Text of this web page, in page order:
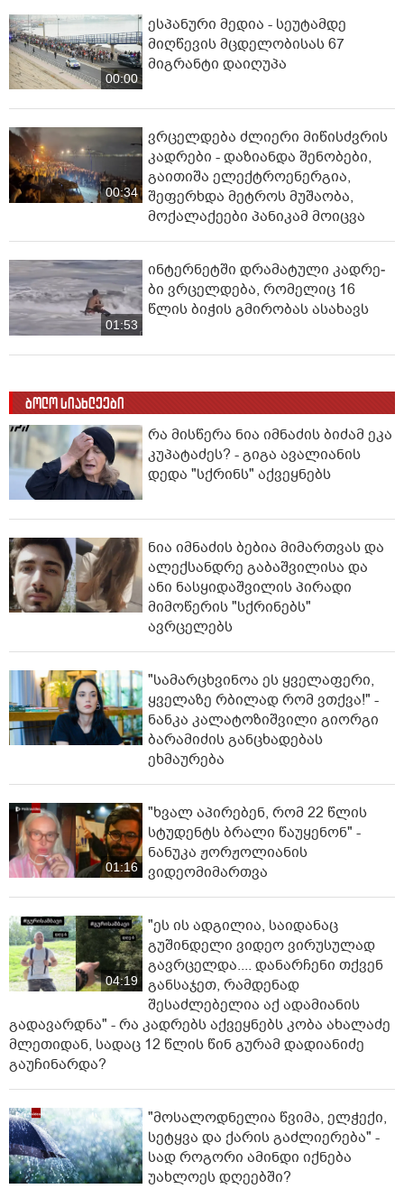
00:00
ესპანური მედია - სეუტამდე
მიღწევის მცდელობისას 67
მიგრანტი დაიღუპა
00:34
ვრცელდება ძლიერი მიწისძვრის
კადრები - დაზიანდა შენობები,
გაითიშა ელექტროენერგია,
შეფერხდა მეტროს მუშაობა,
მოქალაქეები პანიკამ მოიცვა
01:53
ინ­ტერ­ნეტ­ში დრა­მა­ტუ­ლი კად­რე­
ბი ვრცელდება, რომელიც 16
წლის ბიჭის გმირობას ასახავს
ბოლო სიახლეები
რა მისწერა ნია იმნაძის ბიძამ ეკა
კუპატაძეს? - გიგა ავალიანის
დედა "სქრინს" აქვეყნებს
ნია იმნაძის ბებია მიმართვას და
ალექსანდრე გაბაშვილისა და
ანი ნასყიდაშვილის პირადი
მიმოწერის "სქრინებს"
ავრცელებს
"სა­მარ­ცხვი­ნოა ეს ყვე­ლა­ფე­რი,
ყვე­ლა­ზე რბი­ლად რომ ვთქვა!" -
ნანკა კალატოზიშვილი გიორგი
ბარამიძის განცხადებას
ეხმაურება
01:16
"ხვალ აპირებენ, რომ 22 წლის
სტუდენტს ბრალი წაუყენონ" -
ნანუკა ჟორჟოლიანის
ვიდეომიმართვა
04:19
"ეს ის ადგილია, საიდანაც
გუშინდელი ვიდეო ვირუსულად
გავრცელდა.... დანარჩენი თქვენ
განსაჯეთ, რამდენად
შესაძლებელია აქ ადამიანის
გადავარდნა" - რა კადრებს აქვეყნებს კობა ახალაძე
მლეთიდან, სადაც 12 წლის წინ გურამ დადიანიძე
გაუჩინარდა?
"მოსალოდნელია წვიმა, ელჭექი,
სეტყვა და ქარის გაძლიერება" -
სად როგორი ამინდი იქნება
უახლოეს დღეებში?